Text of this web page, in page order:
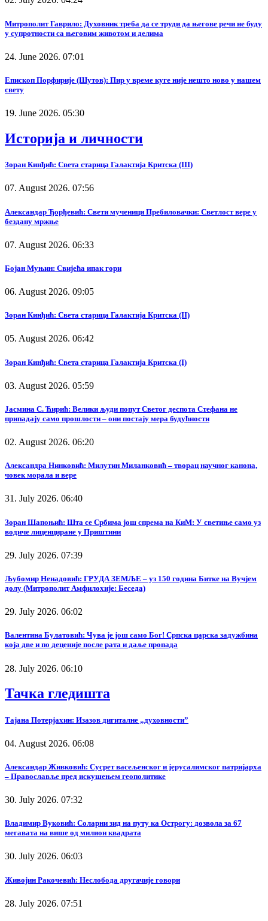
Митрополит Гаврило: Духовник треба да се труди да његове речи не буду
у супротности са његовим животом и делима
24. June 2026. 07:01
Епископ Порфирије (Шутов): Пир у време куге није нешто ново у нашем
свету
19. June 2026. 05:30
Историја и личности
Зоран Кинђић: Света старица Галактија Критска (III)
07. August 2026. 07:56
Александар Ђорђевић: Свети мученици Пребиловачки: Светлост вере у
бездану мржње
07. August 2026. 06:33
Бојан Муњин: Свијећа ипак гори
06. August 2026. 09:05
Зоран Кинђић: Света старица Галактија Критска (II)
05. August 2026. 06:42
Зоран Кинђић: Света старица Галактија Критска (I)
03. August 2026. 05:59
Јасмина С. Ћирић: Велики људи попут Светог деспота Стефана не
припадају само прошлости – они постају мера будућности
02. August 2026. 06:20
Александра Нинковић: Милутин Миланковић – творац научног канона,
човек морала и вере
31. July 2026. 06:40
Зоран Шапоњић: Шта се Србима још спрема на КиМ: У светиње само уз
водиче лиценциране у Приштини
29. July 2026. 07:39
Љубомир Ненадовић: ГРУДА ЗЕМЉЕ – уз 150 година Битке на Вучјем
долу (Митрополит Амфилохије: Беседа)
29. July 2026. 06:02
Валентина Булатовић: Чува је још само Бог! Српска царска задужбина
која две и по деценије после рата и даље пропада
28. July 2026. 06:10
Тачка гледишта
Тајана Потерјахин: Изазов дигиталне „духовности”
04. August 2026. 06:08
Александар Живковић: Сусрет васељенског и јерусалимског патријарха
– Православље пред искушењем геополитике
30. July 2026. 07:32
Владимир Вуковић: Соларни зид на путу ка Острогу: дозвола за 67
мегавата на више од милион квадрата
30. July 2026. 06:03
Живојин Ракочевић: Неслобода другачије говори
28. July 2026. 07:51